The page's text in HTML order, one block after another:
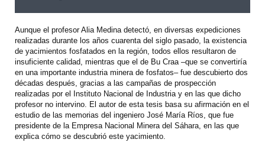
Aunque el profesor Alia Medina detectó, en diversas expediciones
realizadas durante los años cuarenta del siglo pasado, la existencia
de yacimientos fosfatados en la región, todos ellos resultaron de
insuficiente calidad, mientras que el de Bu Craa –que se convertiría
en una importante industria minera de fosfatos– fue descubierto dos
décadas después, gracias a las campañas de prospección
realizadas por el Instituto Nacional de Industria y en las que dicho
profesor no intervino. El autor de esta tesis basa su afirmación en el
estudio de las memorias del ingeniero José María Ríos, que fue
presidente de la Empresa Nacional Minera del Sáhara, en las que
explica cómo se descubrió este yacimiento.